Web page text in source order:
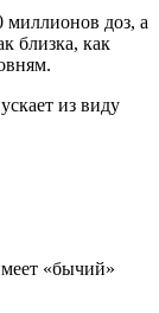
миллионов доз, а
близка, как
из виду
«бычий»